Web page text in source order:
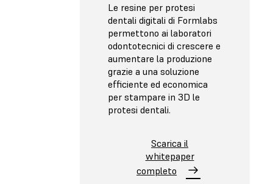
Le resine per protesi
dentali digitali di Formlabs
permettono ai laboratori
odontotecnici di crescere e
aumentare la produzione
grazie a una soluzione
efficiente ed economica
per stampare in 3D le
protesi dentali.
Scarica il
whitepaper
completo